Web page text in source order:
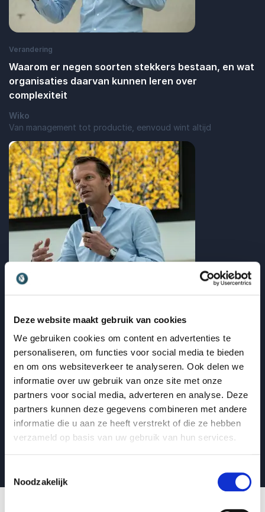
Deze website maakt gebruik van cookies
We gebruiken cookies om content en advertenties te
personaliseren, om functies voor social media te bieden
en om ons websiteverkeer te analyseren. Ook delen we
informatie over uw gebruik van onze site met onze
partners voor social media, adverteren en analyse. Deze
partners kunnen deze gegevens combineren met andere
informatie die u aan ze heeft verstrekt of die ze hebben
verzameld op basis van uw gebruik van hun services.
Noodzakelijk
Verandering
Waarom er negen soorten stekkers bestaan, en wat
organisaties daarvan kunnen leren over
complexiteit
Wiko
Van management tot productie, eenvoud wint altijd
Lees blogbericht: Waarom er negen soorten stekkers
Time Management
Waarom verandering vastloopt — en wat je eraan
doet
Wiko
Van management tot productie, eenvoud wint altijd
Lees blogbericht: Waarom verandering vastloopt — en
Lees alle blogberichten